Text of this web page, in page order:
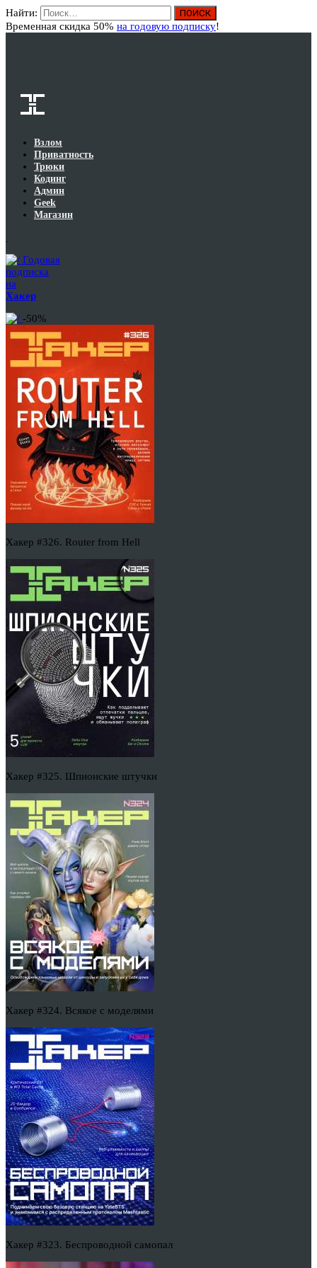
Найти:
Временная скидка 50% на годовую подписку!
Взлом
Приватность
Трюки
Кодинг
Админ
Geek
Магазин
Годовая
подписка
на
Хакер
-50%
Хакер #326. Router from Hell
Хакер #325. Шпионские штучки
Хакер #324. Всякое с моделями
Хакер #323. Беспроводной самопал